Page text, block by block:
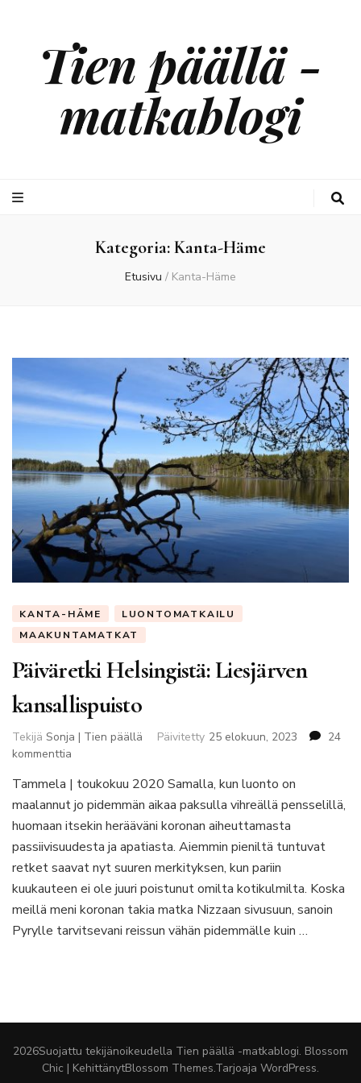
Tien päällä -
matkablogi
Kategoria:Kanta-Häme
Etusivu / Kanta-Häme
KANTA-HÄME
LUONTOMATKAILU
MAAKUNTAMATKAT
Päiväretki Helsingistä: Liesjärven
kansallispuisto
Tekijä Sonja | Tien päällä Päivitetty 25 elokuun, 2023
24
kommenttia
Helsingistä:
Liesjärven
kansallispuisto
Tammela | toukokuu 2020 Samalla, kun luonto on
maalannut jo pidemmän aikaa paksulla vihreällä pensselillä,
huomaan itsekin herääväni koronan aiheuttamasta
passiivisuudesta ja apatiasta. Aiemmin pieniltä tuntuvat
retket saavat nyt suuren merkityksen, kun pariin
kuukauteen ei ole juuri poistunut omilta kotikulmilta. Koska
meillä meni koronan takia matka Nizzaan sivusuun, sanoin
Pyrylle tarvitsevani reissun vähän pidemmälle kuin …
2026Suojattu tekijänoikeudella Tien päällä -matkablogi. Blossom
Chic | KehittänytBlossom Themes.Tarjoaja WordPress.